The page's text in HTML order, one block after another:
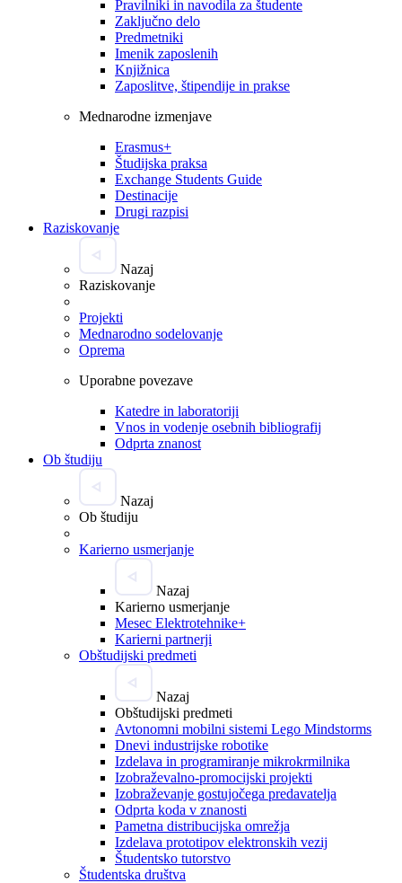
Pravilniki in navodila za študente
Zaključno delo
Predmetniki
Imenik zaposlenih
Knjižnica
Zaposlitve, štipendije in prakse
Mednarodne izmenjave
Erasmus+
Študijska praksa
Exchange Students Guide
Destinacije
Drugi razpisi
Raziskovanje
Nazaj
Raziskovanje
Projekti
Mednarodno sodelovanje
Oprema
Uporabne povezave
Katedre in laboratoriji
Vnos in vodenje osebnih bibliografij
Odprta znanost
Ob študiju
Nazaj
Ob študiju
Karierno usmerjanje
Nazaj
Karierno usmerjanje
Mesec Elektrotehnike+
Karierni partnerji
Obštudijski predmeti
Nazaj
Obštudijski predmeti
Avtonomni mobilni sistemi Lego Mindstorms
Dnevi industrijske robotike
Izdelava in programiranje mikrokrmilnika
Izobraževalno-promocijski projekti
Izobraževanje gostujočega predavatelja
Odprta koda v znanosti
Pametna distribucijska omrežja
Izdelava prototipov elektronskih vezij
Študentsko tutorstvo
Študentska društva